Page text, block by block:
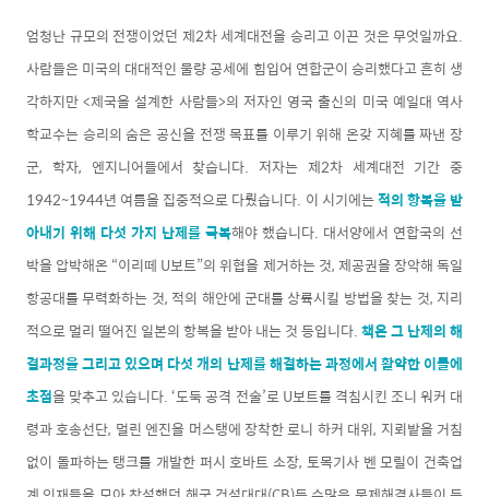
엄청난 규모의 전쟁이었던 제2차 세계대전을 승리고 이끈 것은 무엇일까요.
사람들은 미국의 대대적인 물량 공세에 힘입어 연합군이 승리했다고 흔히 생
각하지만 <제국을 설계한 사람들>의 저자인 영국 출신의 미국 예일대 역사
학교수는 승리의 숨은 공신을 전쟁 목표를 이루기 위해 온갖 지혜를 짜낸 장
군, 학자, 엔지니어들에서 찾습니다. 저자는 제2차 세계대전 기간 중
1942~1944년 여름을 집중적으로 다뤘습니다. 이 시기에는적의 항복을 받
아내기 위해 다섯 가지 난제를 극복해야 했습니다. 대서양에서 연합국의 선
박을 압박해온 “이리떼 U보트”의 위협을 제거하는 것, 제공권을 장악해 독일
항공대를 무력화하는 것, 적의 해안에 군대를 상륙시킬 방법을 찾는 것, 지리
적으로 멀리 떨어진 일본의 항복을 받아 내는 것 등입니다.책은 그 난제의 해
결과정을 그리고 있으며 다섯 개의 난제를 해결하는 과정에서 활약한 이들에
초점을 맞추고 있습니다. ‘도둑 공격 전술’로 U보트를 격침시킨 조니 워커 대
령과 호송선단, 멀린 엔진을 머스탱에 장착한 로니 하커 대위, 지뢰밭을 거침
없이 돌파하는 탱크를 개발한 퍼시 호바트 소장, 토목기사 벤 모릴이 건축업